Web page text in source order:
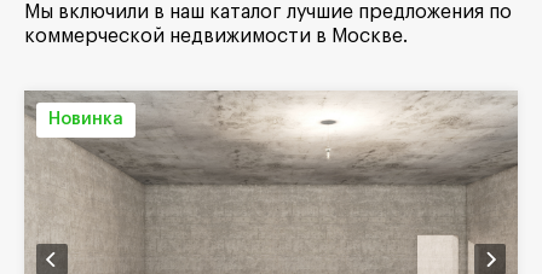
Мы включили в наш каталог лучшие предложения по
коммерческой недвижимости в Москве.
Новинка